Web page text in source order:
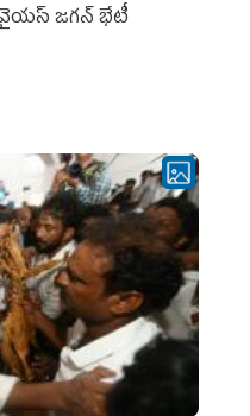
వైయస్ జగన్ భేటీ